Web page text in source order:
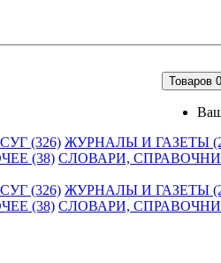
Товаров
(326) ЖУРНАЛЫ И ГАЗЕТЫ
(38) СЛОВАРИ,
(326) ЖУРНАЛЫ И ГАЗЕТЫ
(38) СЛОВАРИ,